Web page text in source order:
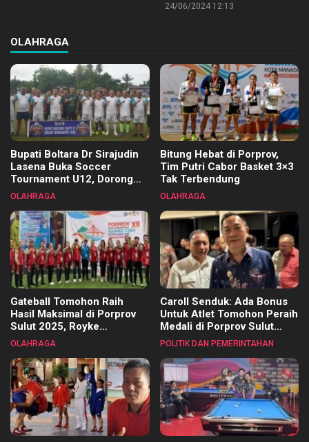
24/06/2024 12:13
OLAHRAGA
Bupati Boltara Dr Sirajudin
Lasena Buka Soccer
Tournament U12, Dorong
Pembinaan Merata di Setiap
OLAHRAGA
Bitung Hebat di Porprov,
Tim Putri Cabor Basket 3×3
Tak Terbendung
OLAHRAGA
Gateball Tomohon Raih
Hasil Maksimal di Porprov
Sulut 2025, Royke
Tangkawarouw Ucapkan
OLAHRAGA
Caroll Senduk: Ada Bonus
Untuk Atlet Tomohon Peraih
Medali di Porprov Sulut
2025
POLITIK DAN PEMERINTAHAN